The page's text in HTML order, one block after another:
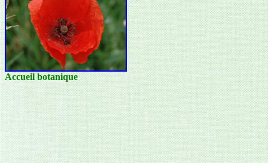
Accueil botanique